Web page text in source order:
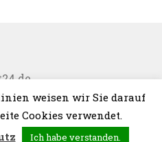
0
weisen wir Sie darauf
Cookies verwendet.
Ich habe verstanden.